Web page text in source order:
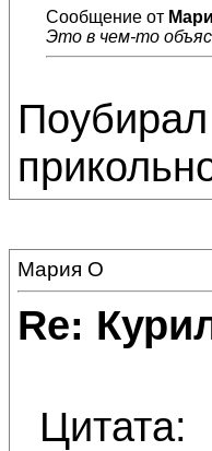
Сообщение от
Это в чем-то
Мария О
Re:
Цитата: